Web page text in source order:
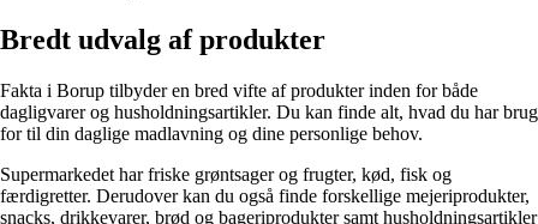
Bredt udvalg af produkter
Fakta i Borup tilbyder en bred vifte af produkter inden for både
dagligvarer og husholdningsartikler. Du kan finde alt, hvad du har brug
for til din daglige madlavning og dine personlige behov.
Supermarkedet har friske grøntsager og frugter, kød, fisk og
færdigretter. Derudover kan du også finde forskellige mejeriprodukter,
snacks, drikkevarer, brød og bageriprodukter samt husholdningsartikler